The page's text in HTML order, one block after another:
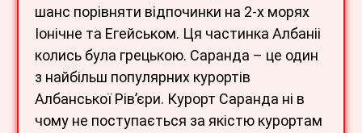
шанс порівняти відпочинки на 2-х морях
Іонічне та Егейськом. Ця частинка Албаніі
колись була грецькою. Саранда – це один
з найбільш популярних курортів
Албанської Рів’єри. Курорт Саранда ні в
чому не поступається за якістю курортам